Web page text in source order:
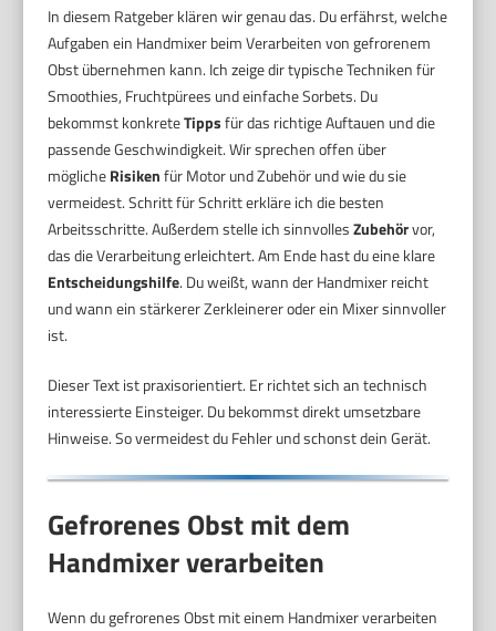
In diesem Ratgeber klären wir genau das. Du erfährst, welche
Aufgaben ein Handmixer beim Verarbeiten von gefrorenem
Obst übernehmen kann. Ich zeige dir typische Techniken für
Smoothies, Fruchtpürees und einfache Sorbets. Du
bekommst konkreteTippsfür das richtige Auftauen und die
passende Geschwindigkeit. Wir sprechen offen über
möglicheRisikenfür Motor und Zubehör und wie du sie
vermeidest. Schritt für Schritt erkläre ich die besten
Arbeitsschritte. Außerdem stelle ich sinnvollesZubehörvor,
das die Verarbeitung erleichtert. Am Ende hast du eine klare
Entscheidungshilfe. Du weißt, wann der Handmixer reicht
und wann ein stärkerer Zerkleinerer oder ein Mixer sinnvoller
ist.
Dieser Text ist praxisorientiert. Er richtet sich an technisch
interessierte Einsteiger. Du bekommst direkt umsetzbare
Hinweise. So vermeidest du Fehler und schonst dein Gerät.
Gefrorenes Obst mit dem
Handmixer verarbeiten
Wenn du gefrorenes Obst mit einem Handmixer verarbeiten